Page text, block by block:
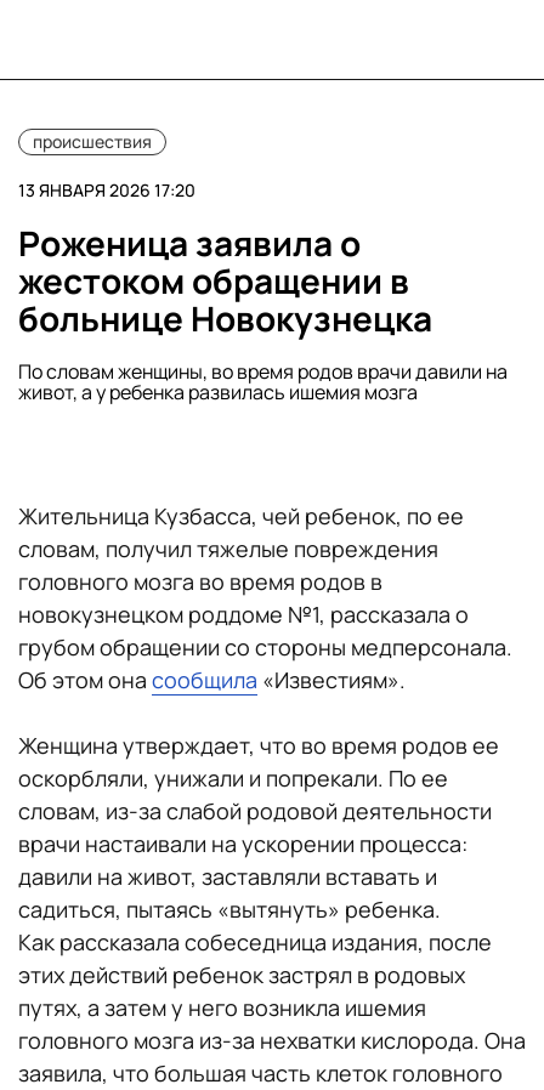
происшествия
13 ЯНВАРЯ 2026 17:20
Роженица заявила о
жестоком обращении в
больнице Новокузнецка
По словам женщины, во время родов врачи давили на
живот, а у ребенка развилась ишемия мозга
Жительница Кузбасса, чей ребенок, по ее
словам, получил тяжелые повреждения
головного мозга во время родов в
новокузнецком роддоме №1, рассказала о
грубом обращении со стороны медперсонала.
Об этом она сообщила «Известиям».
Женщина утверждает, что во время родов ее
оскорбляли, унижали и попрекали. По ее
словам, из-за слабой родовой деятельности
врачи настаивали на ускорении процесса:
давили на живот, заставляли вставать и
садиться, пытаясь «вытянуть» ребенка.
Как рассказала собеседница издания, после
этих действий ребенок застрял в родовых
путях, а затем у него возникла ишемия
головного мозга из-за нехватки кислорода. Она
заявила, что большая часть клеток головного